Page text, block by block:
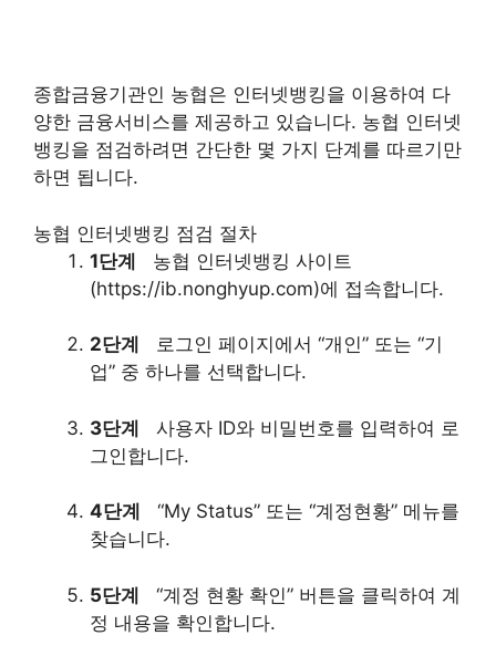
종합금융기관인 농협은 인터넷뱅킹을 이용하여 다
양한 금융서비스를 제공하고 있습니다. 농협 인터넷
뱅킹을 점검하려면 간단한 몇 가지 단계를 따르기만
하면 됩니다.
농협 인터넷뱅킹 점검 절차
1단계 농협 인터넷뱅킹 사이트
(https://ib.nonghyup.com)에 접속합니다.
2단계
로그인 페이지에서 “개인” 또는 “기
업” 중 하나를 선택합니다.
3단계 사용자 ID와 비밀번호를 입력하여 로
그인합니다.
4단계
“My Status” 또는 “계정현황” 메뉴를
찾습니다.
5단계 “계정 현황 확인” 버튼을 클릭하여 계
정 내용을 확인합니다.